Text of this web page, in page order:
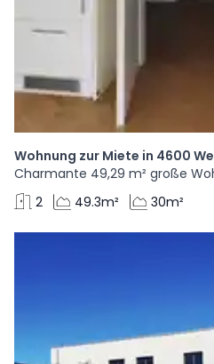
Wohnung zur Miete in 4600
Charmante 49,29 m² große
2
49.3m² 30m²